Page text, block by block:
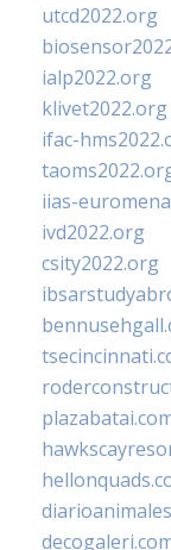
utcd2022.org
ialp2022.org
klivet2022.org
ifac-
iias-
ivd2022.org
csity2022.org